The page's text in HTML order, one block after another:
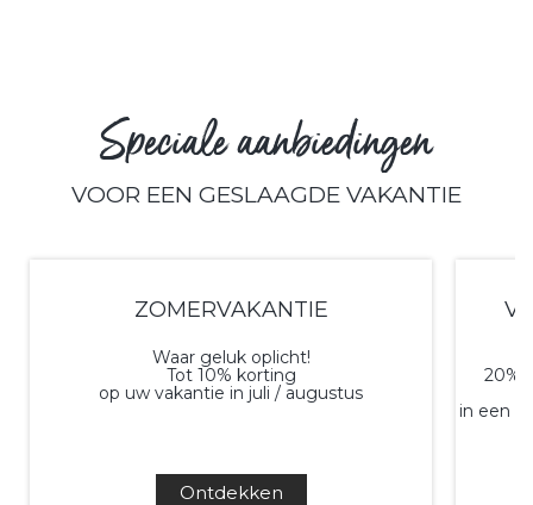
Speciale aanbiedingen
VOOR EEN GESLAAGDE VAKANTIE
ZOMERVAKANTIE
Waar geluk oplicht!
Tot 10% korting
op uw vakantie in juli / augustus
Ontdekken
20%
in een